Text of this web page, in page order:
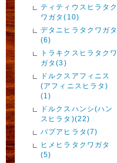
ティティウスヒラタク
ワガタ(10)
デタニヒラタクワガタ
(6)
トラキクスヒラタクワ
ガタ(3)
ドルクスアフィニス
(アフィニスヒラタ)
(1)
ドルクスハンシ(ハン
スヒラタ)(22)
パプアヒラタ(7)
ヒメヒラタクワガタ
(5)